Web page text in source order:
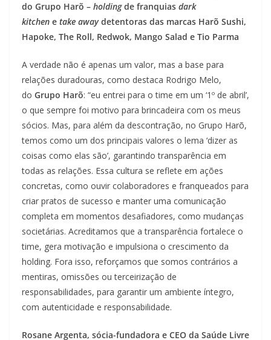
do Grupo Harõ – holdingde franquias dark
kitchen e take awaydetentoras das marcas Harõ Sushi,
Hapoke, The Roll, Redwok, Mango Salad e Tio Parma
A verdade não é apenas um valor, mas a base para
relações duradouras, como destaca Rodrigo Melo,
do Grupo Harõ: “eu entrei para o time em um ‘1º de abril’,
o que sempre foi motivo para brincadeira com os meus
sócios. Mas, para além da descontração, no Grupo Harõ,
temos como um dos principais valores o lema ‘dizer as
coisas como elas são’, garantindo transparência em
todas as relações. Essa cultura se reflete em ações
concretas, como ouvir colaboradores e franqueados para
criar pratos de sucesso e manter uma comunicação
completa em momentos desafiadores, como mudanças
societárias. Acreditamos que a transparência fortalece o
time, gera motivação e impulsiona o crescimento da
holding. Fora isso, reforçamos que somos contrários a
mentiras, omissões ou terceirização de
responsabilidades, para garantir um ambiente íntegro,
com autenticidade e responsabilidade.
Rosane Argenta, sócia-fundadora e CEO da Saúde Livre